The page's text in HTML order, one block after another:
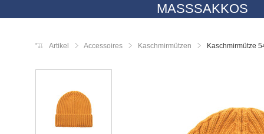
MASSSAKKOS
Artikel Accessoires Kaschmirmützen Kaschmirmütze